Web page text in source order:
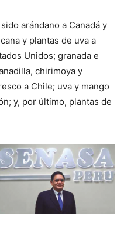
arándano a Canadá y
y plantas de uva a
Unidos; granada e
chirimoya y
a Chile; uva y mango
y, por último, plantas de